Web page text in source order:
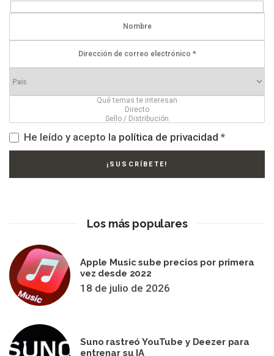
He leído y acepto la política de privacidad *
Los más populares
Apple Music sube precios por primera
vez desde 2022
18 de julio de 2026
Suno rastreó YouTube y Deezer para
entrenar su IA